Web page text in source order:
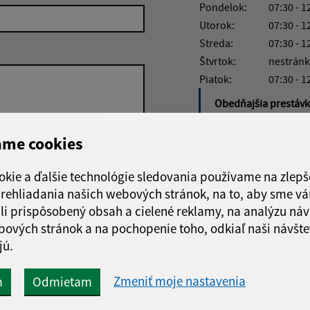
cookies
a ďalšie technológie sledovania používame na
našich webových stránok, na to, aby sme
prispôsobený obsah a cielené reklamy, na analýzu
stránok a na pochopenie toho, odkiaľ naši
Odmietam Zmeniť moje nastavenia
Google reCaptcha Response
Odoslať správu
Pondelok:
07:30 -
Utorok:
07:30 -
Streda:
07:30 -
Štvrtok:
Piatok:
07:30 -
Obedňajšia